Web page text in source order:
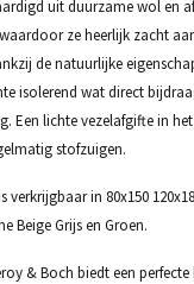
uit duurzame wol en
ze heerlijk zacht
de natuurlijke
isolerend wat direct
Een lichte vezelafgifte in
stofzuigen.
in 80x150
Beige Grijs en Groen.
& Boch biedt een perfecte